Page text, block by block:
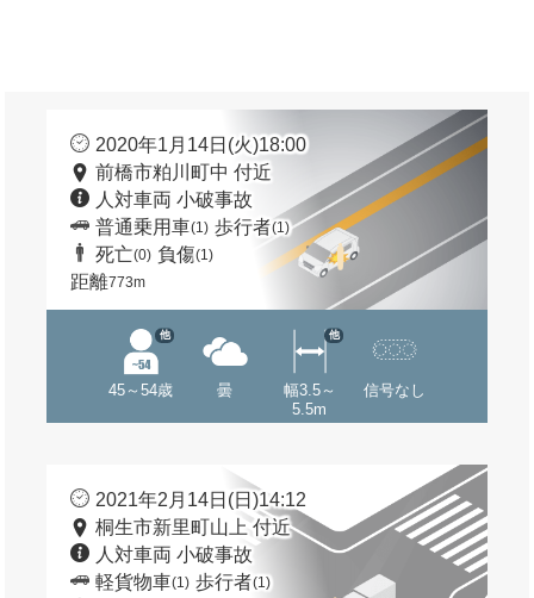
2020年1月14日(火)18:00
前橋市粕川町中 付近
人対車両 小破事故
普通乗用車(1) 歩行者(1)
死亡(0) 負傷(1)
距離773m
45～54歳
他
曇
幅3.5～
5.5m
他
信号なし
2021年2月14日(日)14:12
桐生市新里町山上 付近
人対車両 小破事故
軽貨物車(1) 歩行者(1)